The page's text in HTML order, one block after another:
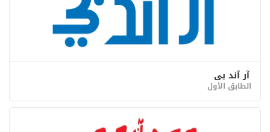
آر آند بي
الطابق الأول